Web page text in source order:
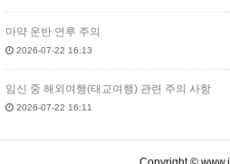
마약 운반 연루 주의
2026-07-22 16:13
임신 중 해외여행(태교여행) 관련 주의 사항
2026-07-22 16:11